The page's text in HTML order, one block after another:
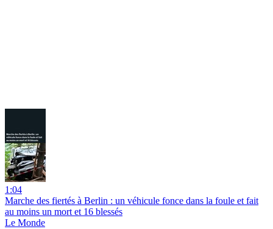
1:04
Marche des fiertés à Berlin : un véhicule fonce dans la foule et fait
au moins un mort et 16 blessés
Le Monde